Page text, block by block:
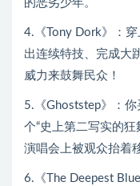
的恶劣少年。
4.《Tony Dork》：
出连续特技、完成大
威力来鼓舞民众！
5.《Ghoststep》：
个“史上第二写实的
演唱会上被观众抬着
6.《The Deepest